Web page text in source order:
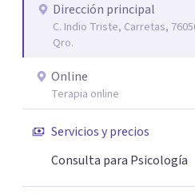
Dirección principal
C. Indio Triste, Carretas,
Qro.
Online
Terapia online
Servicios y precios
Consulta para Psicología